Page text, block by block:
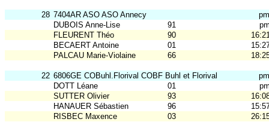
28 7404AR ASO ASO Annecy
pm
DUBOIS Anne-Lise
91
FLEURENT Théo
90
BECAERT Antoine
01
PALCAU Marie-Violaine
66
22 6806GE COBuhl.Florival COBF Buhl et Florival
pm
DOTT Léane
01
SUTTER Olivier
93
HANAUER Sébastien
96
RISBEC Maxence
03